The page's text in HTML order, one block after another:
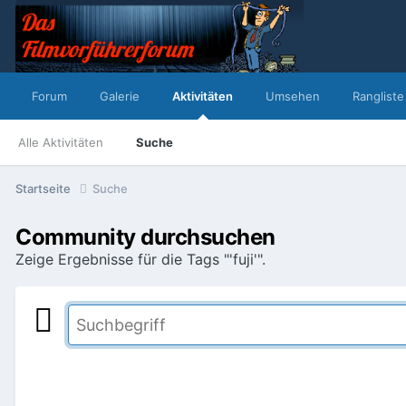
Forum Galerie Aktivitäten
Alle Aktivitäten Suche
Umsehen Rangliste
Startseite Suche
Community durchsuchen
Zeige Ergebnisse für die Tags "'fuji'".